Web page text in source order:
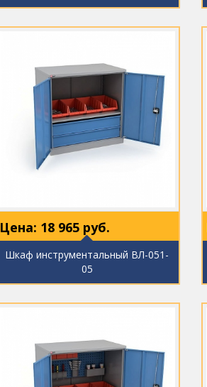
Цена: 18 965 руб.
Шкаф инструментальный ВЛ-051-
05